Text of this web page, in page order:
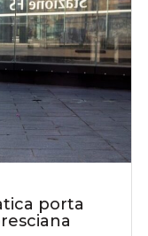
porta